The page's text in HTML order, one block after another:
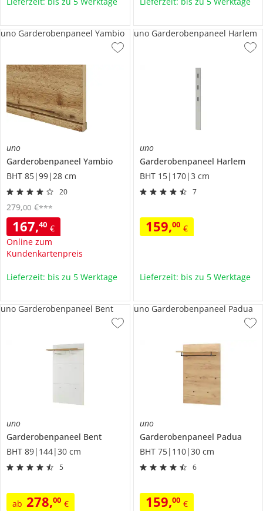
uno
Garderobenpaneel Yambio
BHT 85|99|28 cm
20
167,40 €
Online zum
Kundenkartenpreis
279,00 €***
uno Garderobenpaneel Yambio
Lieferzeit: bis zu 5 Werktage
uno
Garderobenpaneel Harlem
BHT 15|170|3 cm
7
159,00 €
uno Garderobenpaneel Harlem
Lieferzeit: bis zu 5 Werktage
uno
Garderobenpaneel Bent
BHT 89|144|30 cm
5
ab 278,00 €
uno Garderobenpaneel Bent
uno
Garderobenpaneel Padua
BHT 75|110|30 cm
6
159,00 €
uno Garderobenpaneel Padua